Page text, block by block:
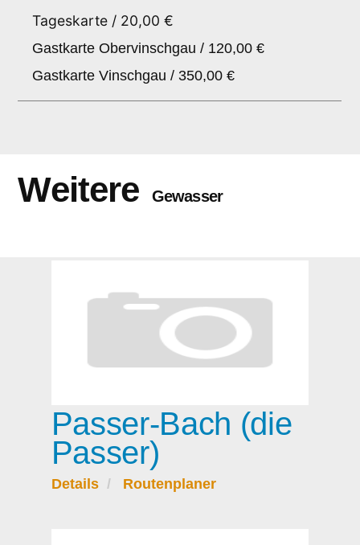
Tageskarte / 20,00 €
Gastkarte Obervinschgau / 120,00 €
Gastkarte Vinschgau / 350,00 €
Weitere Gewasser
Passer-Bach (die
Passer)
Details Routenplaner